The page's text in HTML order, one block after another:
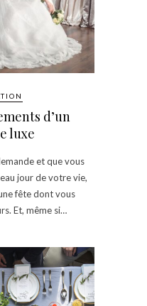
d’un
luxe
et que vous
jour de votre vie,
fête dont vous
Et, même si…